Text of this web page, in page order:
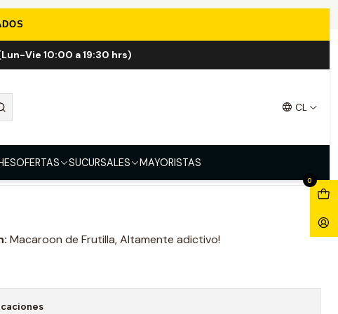
Vie 10:00 a 19:30 hrs)
CL
OFERTAS SUCURSALES MAYORISTAS
0
60ml
Macaroon de Frutilla, Altamente adictivo!